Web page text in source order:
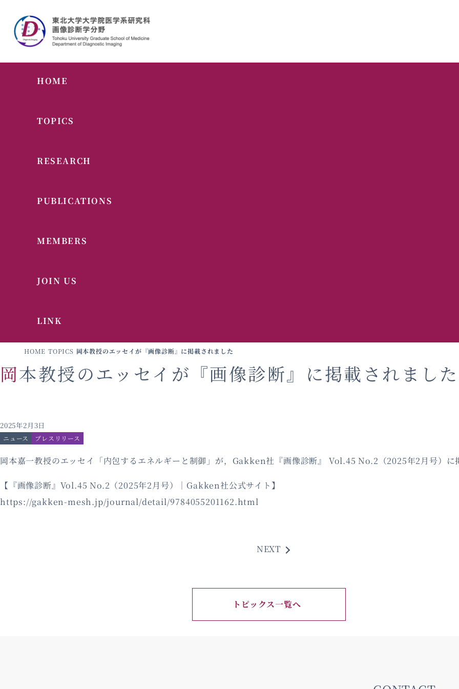
HOME
TOPICS
RESEARCH
PUBLICATIONS
MEMBERS
JOIN US
LINK
HOME TOPICS 岡本教授のエッセイが『画像診断』に掲載されました
岡本教授のエッセイが『画像診断』に掲載されました
2025年2月3日
ニュース プレスリリース
岡本嘉一教授のエッセイ「内包するエネルギーと制御」が，Gakken社『画像診断』 Vol.45 No.2（2025年2月号）に
【『画像診断』Vol.45 No.2（2025年2月号）｜Gakken社公式サイト】
https://gakken-mesh.jp/journal/detail/9784055201162.html
NEXT
トピックス一覧へ